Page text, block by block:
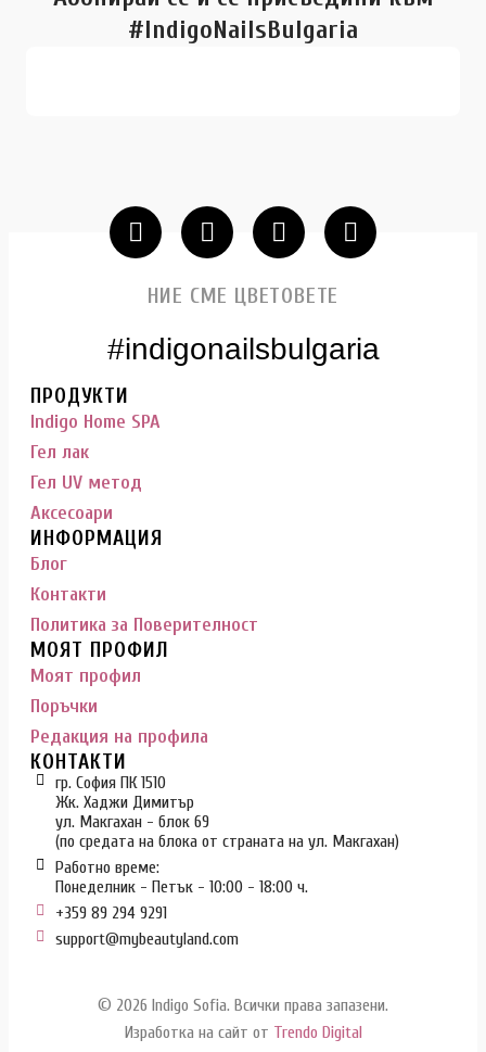
#IndigoNailsBulgaria
НИЕ СМЕ ЦВЕТОВЕТЕ
#indigonailsbulgaria
ПРОДУКТИ
Indigo Home SPA
Гел лак
Гел UV метод
Аксесоари
ИНФОРМАЦИЯ
Блог
Контакти
Политика за Поверителност
МОЯТ ПРОФИЛ
Моят профил
Поръчки
Редакция на профила
КОНТАКТИ
гр. София ПК 1510
Жк. Хаджи Димитър
ул. Макгахан - блок 69
(по средата на блока от страната на ул. Макгахан)
Работно време:
Понеделник - Петък - 10:00 - 18:00 ч.
+359 89 294 9291
support@mybeautyland.com
© 2026 Indigo Sofia. Всички права запазени.
Изработка на сайт от Trendo Digital